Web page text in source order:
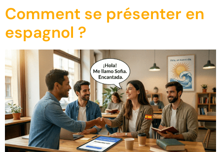
Comment se présenter en
espagnol ?